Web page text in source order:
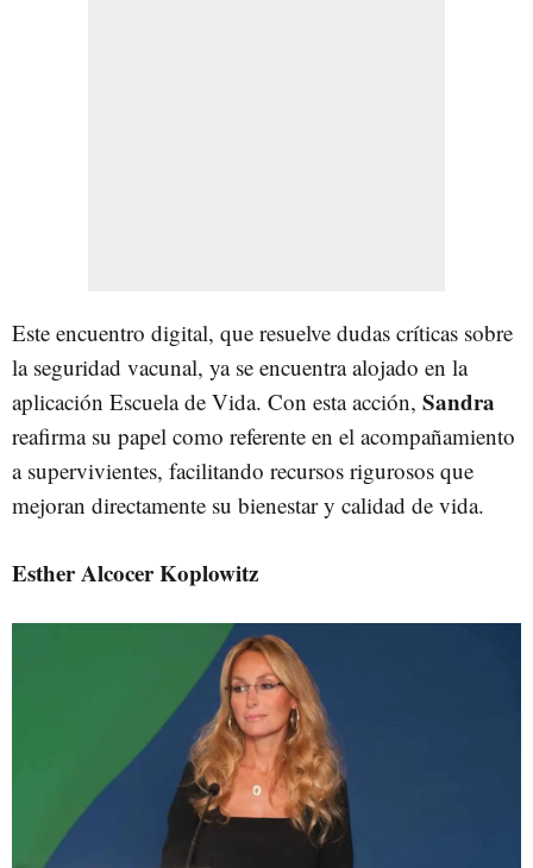
Este encuentro digital, que resuelve dudas críticas sobre
la seguridad vacunal, ya se encuentra alojado en la
aplicación Escuela de Vida. Con esta acción, Sandra
reafirma su papel como referente en el acompañamiento
a supervivientes, facilitando recursos rigurosos que
mejoran directamente su bienestar y calidad de vida.
Esther Alcocer Koplowitz